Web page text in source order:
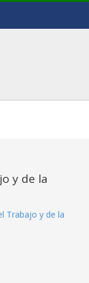
y de la
Trabajo y de la